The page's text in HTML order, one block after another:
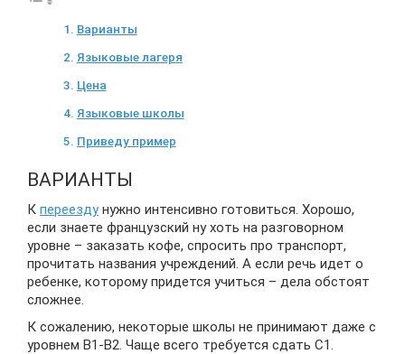
Варианты
Языковые лагеря
Цена
Языковые школы
Приведу пример
ВАРИАНТЫ
К переездунужно интенсивно готовиться. Хорошо,
если знаете французский ну хоть на разговорном
уровне – заказать кофе, спросить про транспорт,
прочитать названия учреждений. А если речь идет о
ребенке, которому придется учиться – дела обстоят
сложнее.
К сожалению, некоторые школы не принимают даже с
уровнем B1-B2. Чаще всего требуется сдать C1.